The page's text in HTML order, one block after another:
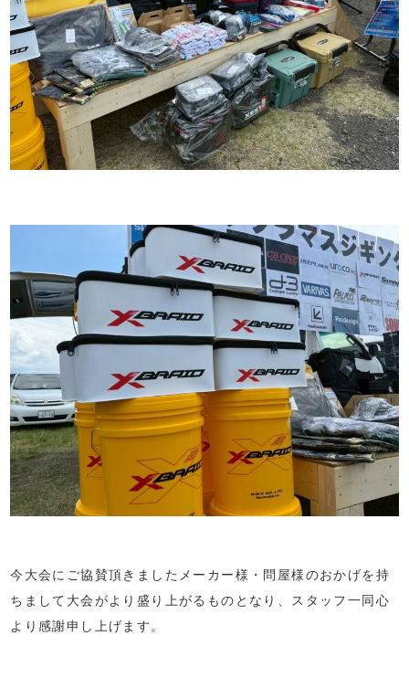
今大会にご協賛頂きましたメーカー様・問屋様のおかげを持
ちまして大会がより盛り上がるものとなり、スタッフ一同心
より感謝申し上げます。